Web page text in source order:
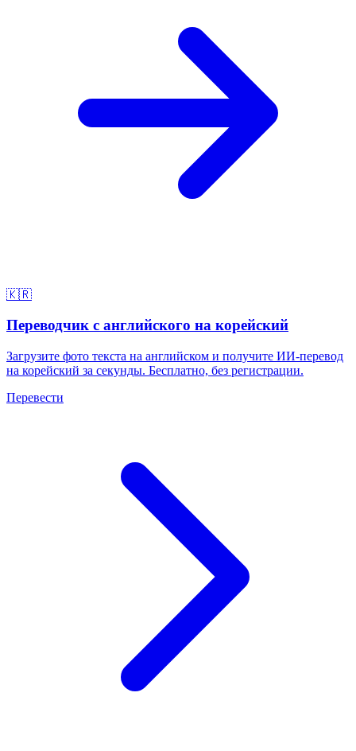
🇰🇷
Переводчик с английского на корейский
Загрузите фото текста на английском и получите ИИ-перевод
на корейский за секунды. Бесплатно, без регистрации.
Перевести